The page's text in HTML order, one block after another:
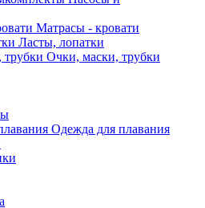
Матрасы - кровати
Ласты, лопатки
Очки, маски, трубки
Одежда для плавания